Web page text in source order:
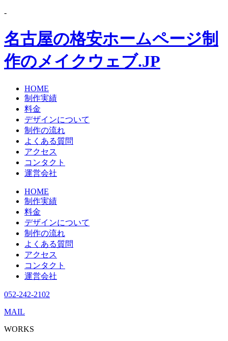
-
名古屋の格安ホームページ制
作のメイクウェブ.JP
HOME
制作実績
料金
デザインについて
制作の流れ
よくある質問
アクセス
コンタクト
運営会社
HOME
制作実績
料金
デザインについて
制作の流れ
よくある質問
アクセス
コンタクト
運営会社
052-242-2102
MAIL
WORKS